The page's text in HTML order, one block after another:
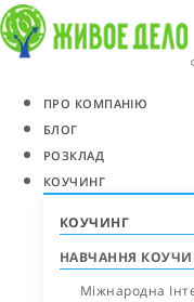
ПРО КОМПАНІЮ
БЛОГ
РОЗКЛАД
КОУЧИНГ
КОУЧИНГ
НАВЧАННЯ
Міжнародна